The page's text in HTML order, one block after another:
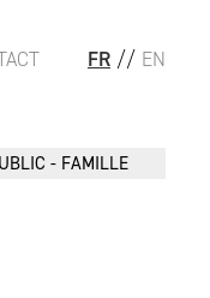
FR // EN
- FAMILLE